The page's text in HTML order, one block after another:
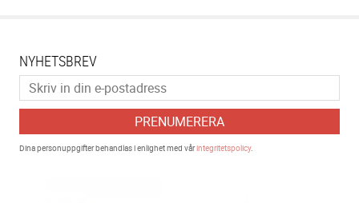
NYHETSBREV
PRENUMERERA
Dina personuppgifter behandlas i enlighet med vårintegritetspolicy.